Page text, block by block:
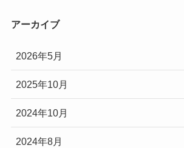
アーカイブ
2026年5月
2025年10月
2024年10月
2024年8月